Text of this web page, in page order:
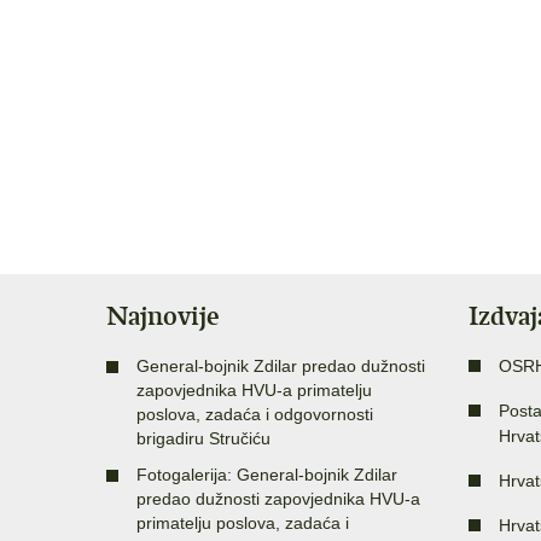
Najnovije
General-bojnik Zdilar predao dužnosti
zapovjednika HVU-a primatelju
poslova, zadaća i odgovornosti
brigadiru Stručiću
Fotogalerija: General-bojnik Zdilar
predao dužnosti zapovjednika HVU-a
primatelju poslova, zadaća i